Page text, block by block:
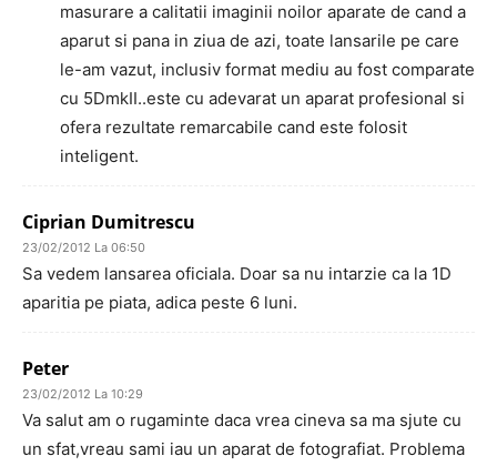
masurare a calitatii imaginii noilor aparate de cand a
aparut si pana in ziua de azi, toate lansarile pe care
le-am vazut, inclusiv format mediu au fost comparate
cu 5DmkII..este cu adevarat un aparat profesional si
ofera rezultate remarcabile cand este folosit
inteligent.
Ciprian Dumitrescu
23/02/2012 La 06:50
Sa vedem lansarea oficiala. Doar sa nu intarzie ca la 1D
aparitia pe piata, adica peste 6 luni.
Peter
23/02/2012 La 10:29
Va salut am o rugaminte daca vrea cineva sa ma sjute cu
un sfat,vreau sami iau un aparat de fotografiat. Problema